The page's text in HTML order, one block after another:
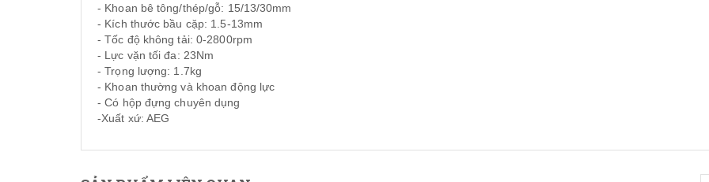
- Khoan bê tông/thép/gỗ: 15/13/30mm
- Kích thước bầu cặp: 1.5-13mm
- Tốc độ không tải: 0-2800rpm
- Lực vặn tối đa: 23Nm
- Trọng lượng: 1.7kg
- Khoan thường và khoan động lực
- Có hộp đựng chuyên dụng
-Xuất xứ: AEG